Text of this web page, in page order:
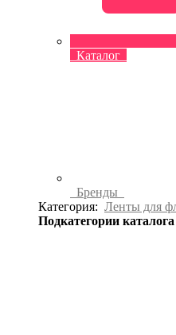
Каталог
Бренды
Категория: Ленты для
Подкатегории